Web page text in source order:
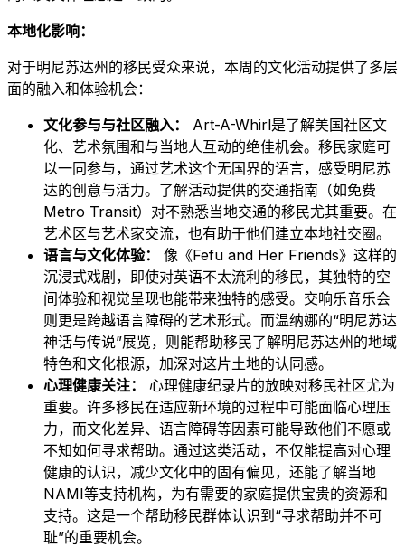
本地化影响：
对于明尼苏达州的移民受众来说，本周的文化活动提供了多层
面的融入和体验机会：
文化参与与社区融入：
Art-A-Whirl是了解美国社区文
化、艺术氛围和与当地人互动的绝佳机会。移民家庭可
以一同参与，通过艺术这个无国界的语言，感受明尼苏
达的创意与活力。了解活动提供的交通指南（如免费
Metro Transit）对不熟悉当地交通的移民尤其重要。在
艺术区与艺术家交流，也有助于他们建立本地社交圈。
语言与文化体验：
像《Fefu and Her Friends》这样的
沉浸式戏剧，即使对英语不太流利的移民，其独特的空
间体验和视觉呈现也能带来独特的感受。交响乐音乐会
则更是跨越语言障碍的艺术形式。而温纳娜的“明尼苏达
神话与传说”展览，则能帮助移民了解明尼苏达州的地域
特色和文化根源，加深对这片土地的认同感。
心理健康关注：
心理健康纪录片的放映对移民社区尤为
重要。许多移民在适应新环境的过程中可能面临心理压
力，而文化差异、语言障碍等因素可能导致他们不愿或
不知如何寻求帮助。通过这类活动，不仅能提高对心理
健康的认识，减少文化中的固有偏见，还能了解当地
NAMI等支持机构，为有需要的家庭提供宝贵的资源和
支持。这是一个帮助移民群体认识到“寻求帮助并不可
耻”的重要机会。